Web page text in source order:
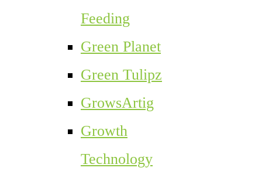
Feeding
Green Planet
Green Tulipz
GrowsArtig
Growth
Technology